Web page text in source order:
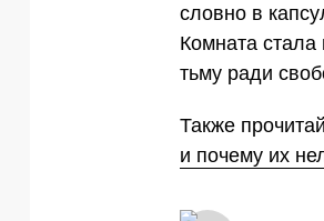
словно в
Комната стала
тьму ради
Также
и почему их